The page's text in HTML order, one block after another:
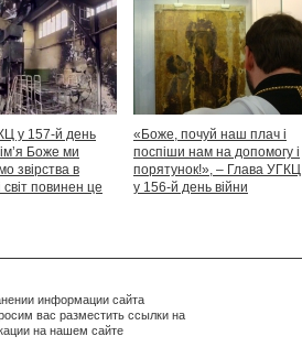
у 157-й день
Боже ми
звірства в
світ повинен це
«Боже, почуй наш плач і
поспіши нам на допомогу і
порятунок!», – Глава УГКЦ
у 156-й день війни
информации сайта
вас разместить ссылки на
на нашем сайте